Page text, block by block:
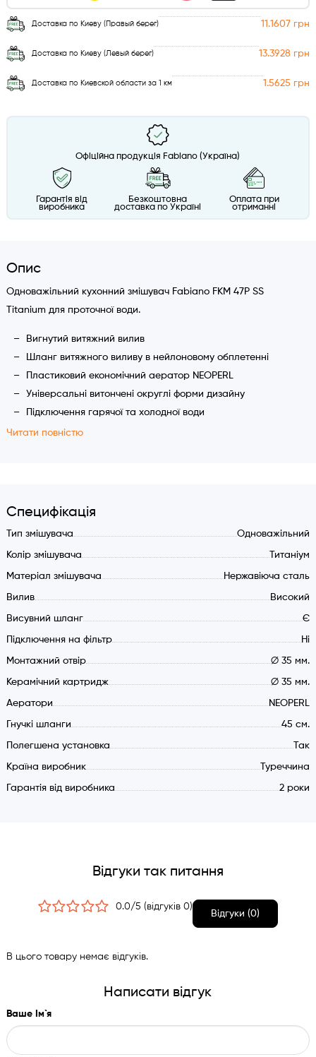
Доставка по Киеву (Правый берег) 11.1607 грн
Доставка по Киеву (Левый берег) 13.3928 грн
Доставка по Киевской области за 1 км 1.5625 грн
Офіційна продукція Fabiano (Україна)
Гарантія від
виробника
Безкоштовна
доставка по Україні
Оплата при
отриманні
Опис
Одноважільний кухонний змішувач Fabiano FKM 47P SS
Titanium для проточної води.
Вигнутий витяжний вилив
Шланг витяжного виливу в нейлоновому обплетенні
Пластиковий економічний аератор NEOPERL
Універсальні витончені округлі форми дизайну
Підключення гарячої та холодної води
Кут повороту виливу 360 градусів
Полегшена установка (кріплення-втулка)
води SEDAL
Матеріал змішувача: нержавіюча сталь марки SUS304
Читати повністю
Специфікація
Тип змішувача Одноважільний
Колір змішувача Титаніум
Матеріал змішувача Нержавіюча сталь
Вилив Високий
Висувний шланг Є
Підключення на фільтр Ні
Монтажний отвір ∅ 35 мм.
Керамічний картридж ∅ 35 мм.
Аератори NEOPERL
Гнучкі шланги 45 см.
Полегшена установка Так
Країна виробник Туреччина
Гарантія від виробника 2 роки
Відгуки так питання
0.0/5 (відгуків 0)
Відгуки (0)
В цього товару немає відгуків.
Написати відгук
Ваше Ім`я